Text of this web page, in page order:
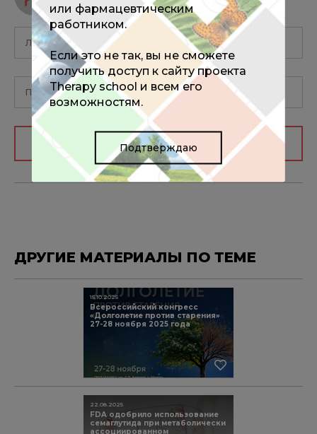
Авторизоваться
ДРУГИЕ МАТЕРИАЛЫ ПО ТЕМЕ
Всероссийский конгресс
«Долголетие против старения»
27-28 ноября 2025 года
15.10.2025
FDA одобрило использование
семаглутида при метаболически
ассоциированном
22.08.2025
или фармацевтическим
работником.
Если это не так, вы не сможете
получить доступ к сайту проекта
Therapy school и всем его
возможностям.
Подтверждаю